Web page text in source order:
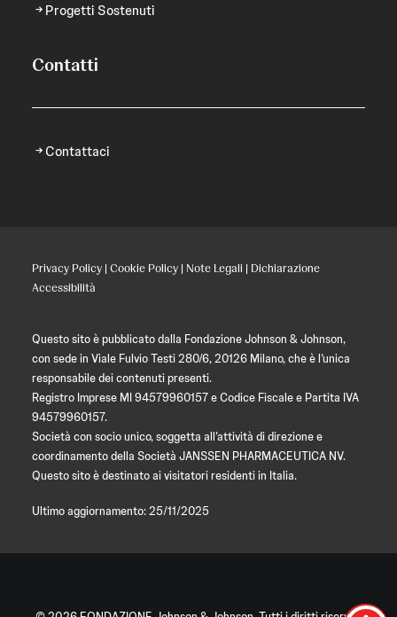
Progetti Sostenuti
Contatti
Contattaci
Privacy Policy | Cookie Policy | Note Legali | Dichiarazione
Accessibilità
Questo sito è pubblicato dalla Fondazione Johnson & Johnson,
con sede in Viale Fulvio Testi 280/6, 20126 Milano, che è l’unica
responsabile dei contenuti presenti.
Registro Imprese MI 94579960157 e Codice Fiscale e Partita IVA
94579960157.
Società con socio unico, soggetta all’attività di direzione e
coordinamento della Società JANSSEN PHARMACEUTICA NV.
Questo sito è destinato ai visitatori residenti in Italia.
Ultimo aggiornamento: 25/11/2025